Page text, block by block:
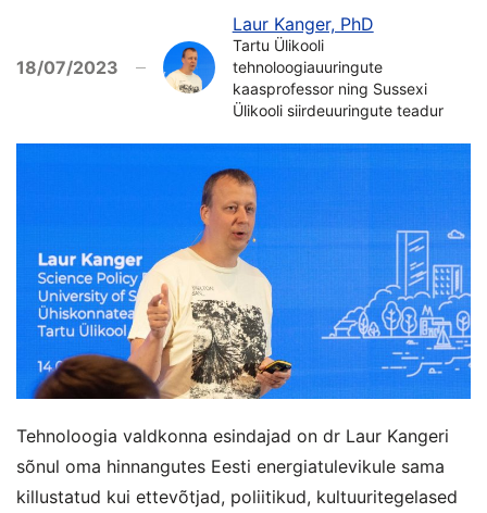
18/07/2023
Laur Kanger, PhD
Tartu Ülikooli
tehnoloogiauuringute
kaasprofessor ning Sussexi
Ülikooli siirdeuuringute teadur
Tehnoloogia valdkonna esindajad on dr Laur Kangeri
sõnul oma hinnangutes Eesti energiatulevikule sama
killustatud kui ettevõtjad, poliitikud, kultuuritegelased